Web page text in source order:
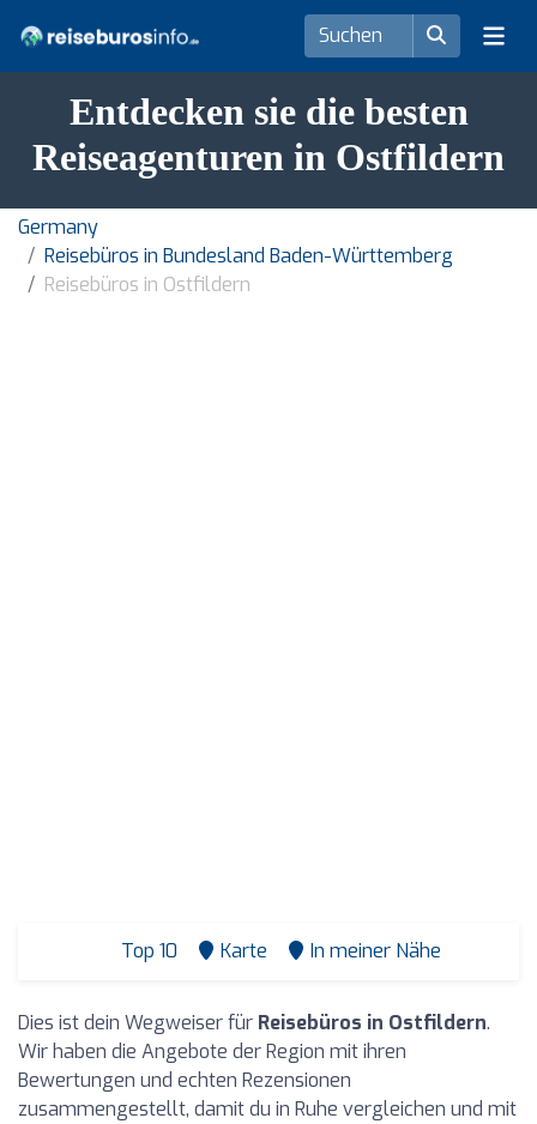
Entdecken sie die besten
Reiseagenturen in Ostfildern
Germany
Reisebüros in Bundesland Baden-Württemberg
Reisebüros in Ostfildern
Top 10 Karte In meiner Nähe
Dies ist dein Wegweiser für Reisebüros in Ostfildern.
Wir haben die Angebote der Region mit ihren
Bewertungen und echten Rezensionen
zusammengestellt, damit du in Ruhe vergleichen und mit